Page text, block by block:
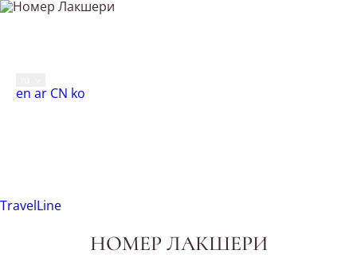
English
en العربية
ar 中文
CN 한국어
ko
TravelLine
НОМЕР ЛАКШЕРИ